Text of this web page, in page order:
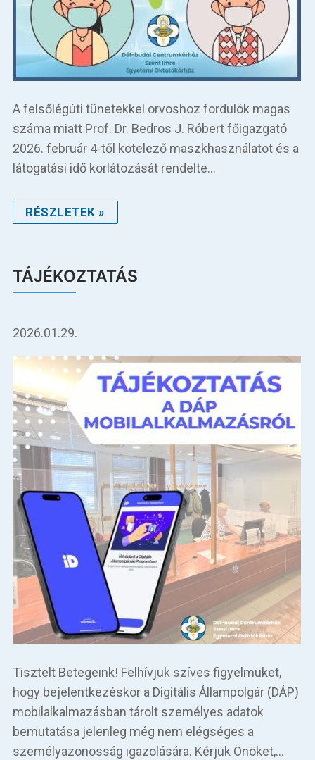
A felsőlégúti tünetekkel orvoshoz fordulók magas
száma miatt Prof. Dr. Bedros J. Róbert főigazgató
2026. február 4-től kötelező maszkhasználatot és a
látogatási idő korlátozását rendelte…
RÉSZLETEK »
TÁJÉKOZTATÁS
2026.01.29.
Tisztelt Betegeink! Felhívjuk szíves figyelmüket,
hogy bejelentkezéskor a Digitális Állampolgár (DÁP)
mobilalkalmazásban tárolt személyes adatok
bemutatása jelenleg még nem elégséges a
személyazonosság igazolására. Kérjük Önöket,…